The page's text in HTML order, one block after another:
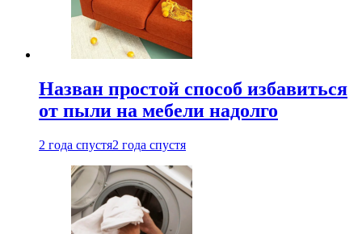
Назван простой способ избавиться
от пыли на мебели надолго
2 года спустя2 года спустя